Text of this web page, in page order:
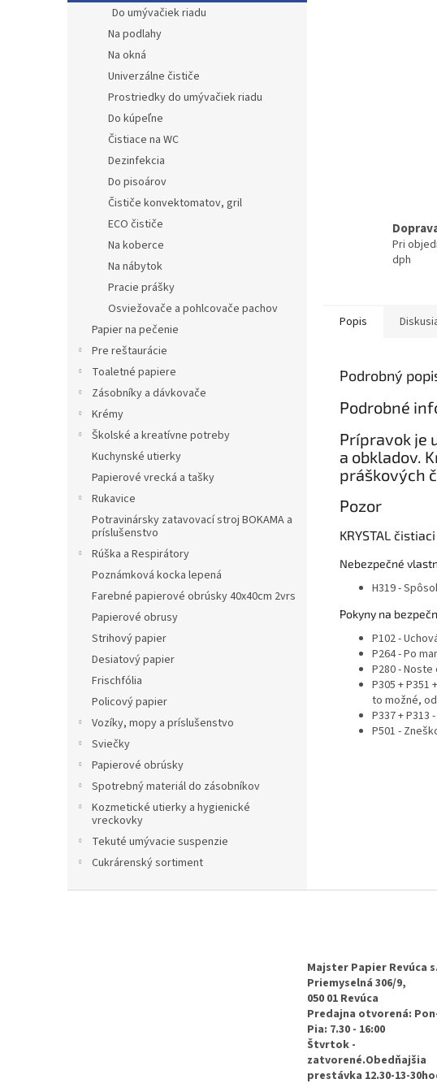
Do umývačiek riadu
Na podlahy
Na okná
Univerzálne čističe
Prostriedky do umývačiek riadu
Do kúpeľne
Čistiace na WC
Dezinfekcia
Do pisoárov
Čističe konvektomatov, gril
ECO čističe
Na koberce
Na nábytok
Pracie prášky
Osviežovače a pohlcovače pachov
Papier na pečenie
Pre reštaurácie
Toaletné papiere
Zásobníky a dávkovače
Krémy
Školské a kreatívne potreby
Kuchynské utierky
Papierové vrecká a tašky
Rukavice
Potravinársky zatavovací stroj BOKAMA a
príslušenstvo
Rúška a Respirátory
Poznámková kocka lepená
Farebné papierové obrúsky 40x40cm 2vrs
Papierové obrusy
Strihový papier
Desiatový papier
Frischfólia
Policový papier
Vozíky, mopy a príslušenstvo
Sviečky
Papierové obrúsky
Spotrebný materiál do zásobníkov
Kozmetické utierky a hygienické
vreckovky
Tekuté umývacie suspenzie
Cukrárenský sortiment
Pri
dph
Popis
Podrobný
Podrobné
​Prípravok je
a obkladov.
práškových
Pozor
KRYSTAL
Nebezpečné
H319 -
Pokyny na
P102 -
P264 - Po
P280 -
P305 +
to možné,
P337 +
P501 -
Majster Papier Revúca
Priemyselná 306/9,
050 01 Revúca
Predajna otvorená:
Pia: 7.30 - 16:00
Štvrtok -
zatvorené.Obedňajšia
prestávka 12.30-13-